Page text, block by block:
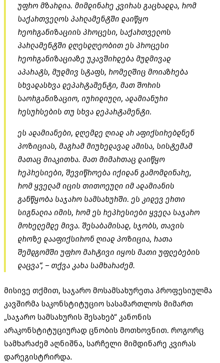
უფრო მზარდია. მიმდინარე კვირას გაცხადდა, რომ
საქართველოს პარლამენტში დაიწყო
რეორგანიზაციის პროცესი, საქართველოს
პარლამენტში დღესდღეობით ეს პროცესი
რეორგანიზაციაზე უკავშირდება მუდმივად
აპარატს, მუდმივ სტაფს, რომელშიც მოიაზრება
სხვადასხვა დეპარტამენტი, მათ შორის
საორგანიზაციო, იურიდიული, ადამიანური
რესურსების თუ სხვა დეპარტამენტი.
ეს ადამიანები, დღემდე ღიად არ აფიქსირებდნენ
პოზიციას, მაგრამ მიუხედავად ამისა, სისტემამ
მათაც მიაკითხა. მათ მიმართაც დაიწყო
რეპრესიები, შევიწროება იქიდან გამომდინარე,
რომ ყველამ იცის თითოეული იმ ადამიანის
განწყობა საჯარო სამსახურში. ეს კიდევ ერთი
სიგნალია იმის, რომ ეს რეპრესიები ყველა საჯარო
მოხელემდე მივა. შესაბამისად, სჯობს, თავის
დროზე დააფიქსირონ ღიად პოზიცია, რათა
შემდგომში უფრო მარტივი იყოს მათი უფლებების
დაცვა“, – თქვა კახა სამხარაძემ.
მისივე თქმით, საჯარო მოსამსახურეთა პროფესიულმა
კავშირმა საკონსტიტუციო სასამართლოს მიმართ
„საჯარო სამსახურის შესახებ“ კანონის
არაკონსტიტუციურად ცნობის მოთხოვნით. როგორც
სამხარაძემ აღნიშნა, სარჩელი მიმდინარე კვირას
დარეგისტრირდა.